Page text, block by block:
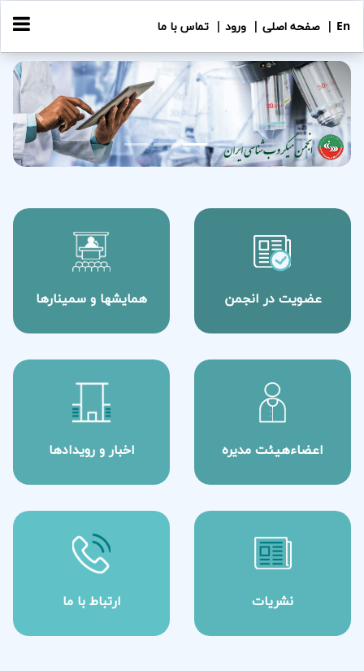
En | صفحه اصلی | ورود | تماس با ما
Next
عضویت در انجمن همایشها و سمینارها
اعضاءهیئت مدیره اخبار و رویدادها
نشریات ارتباط با ما